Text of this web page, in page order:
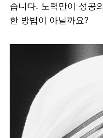
습니다. 노력만이 성공
한 방법이 아닐까요?